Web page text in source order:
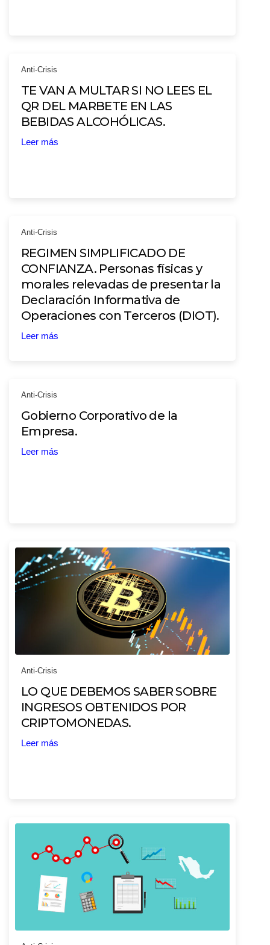
Anti-Crisis
TE VAN A MULTAR SI NO LEES EL
QR DEL MARBETE EN LAS
BEBIDAS ALCOHÓLICAS.
Leer más
Anti-Crisis
REGIMEN SIMPLIFICADO DE
CONFIANZA. Personas físicas y
morales relevadas de presentar la
Declaración Informativa de
Operaciones con Terceros (DIOT).
Leer más
Anti-Crisis
Gobierno Corporativo de la
Empresa.
Leer más
Anti-Crisis
LO QUE DEBEMOS SABER SOBRE
INGRESOS OBTENIDOS POR
CRIPTOMONEDAS.
Leer más